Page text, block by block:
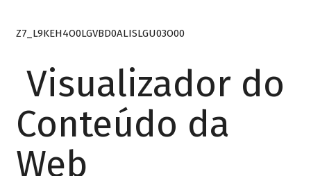
Z7_L9KEH4O0LGVBD0ALISLGU03O00
Visualizador do
Conteúdo da
Web